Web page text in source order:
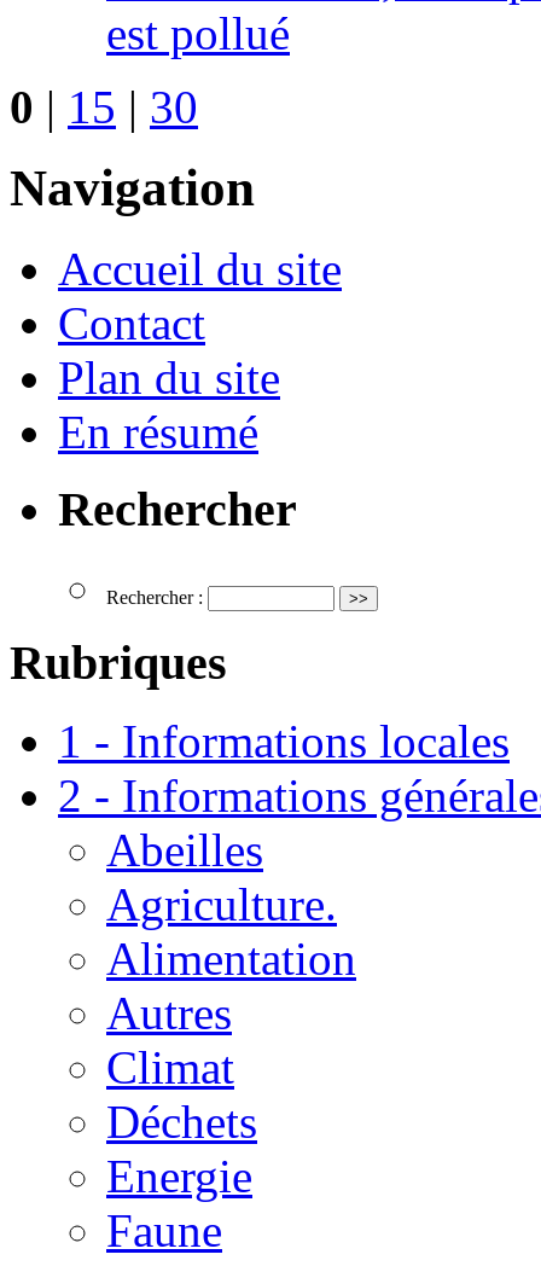
est pollué
0 | 15 | 30
Navigation
Accueil du site
Contact
Plan du site
En résumé
Rechercher
Rechercher :
Rubriques
1 - Informations locales
2 - Informations
Abeilles
Agriculture.
Alimentation
Autres
Climat
Déchets
Energie
Faune